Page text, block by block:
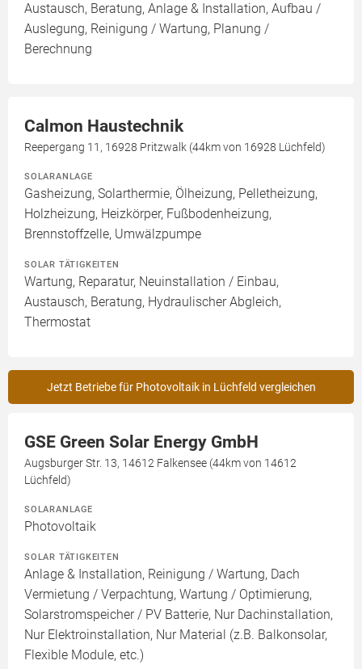
Austausch, Beratung, Anlage & Installation, Aufbau /
Auslegung, Reinigung / Wartung, Planung /
Berechnung
Calmon Haustechnik
Reepergang 11, 16928 Pritzwalk (44km von 16928 Lüchfeld)
SOLARANLAGE
Gasheizung, Solarthermie, Ölheizung, Pelletheizung,
Holzheizung, Heizkörper, Fußbodenheizung,
Brennstoffzelle, Umwälzpumpe
SOLAR TÄTIGKEITEN
Wartung, Reparatur, Neuinstallation / Einbau,
Austausch, Beratung, Hydraulischer Abgleich,
Thermostat
Jetzt Betriebe für Photovoltaik in Lüchfeld vergleichen
GSE Green Solar Energy GmbH
Augsburger Str. 13, 14612 Falkensee (44km von 14612
Lüchfeld)
SOLARANLAGE
Photovoltaik
SOLAR TÄTIGKEITEN
Anlage & Installation, Reinigung / Wartung, Dach
Vermietung / Verpachtung, Wartung / Optimierung,
Solarstromspeicher / PV Batterie, Nur Dachinstallation,
Nur Elektroinstallation, Nur Material (z.B. Balkonsolar,
Flexible Module, etc.)